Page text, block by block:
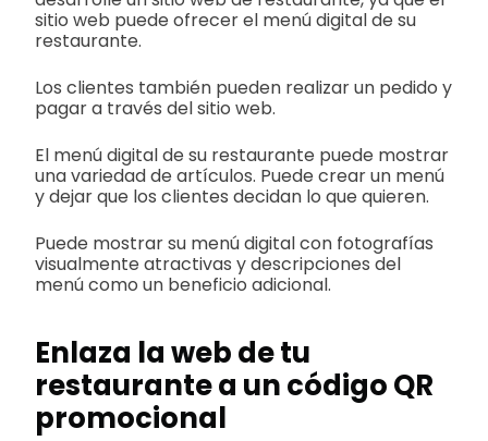
sitio web puede ofrecer el menú digital de su
restaurante.
Los clientes también pueden realizar un pedido y
pagar a través del sitio web.
El menú digital de su restaurante puede mostrar
una variedad de artículos. Puede crear un menú
y dejar que los clientes decidan lo que quieren.
Puede mostrar su menú digital con fotografías
visualmente atractivas y descripciones del
menú como un beneficio adicional.
Enlaza la web de tu
restaurante a un código QR
promocional